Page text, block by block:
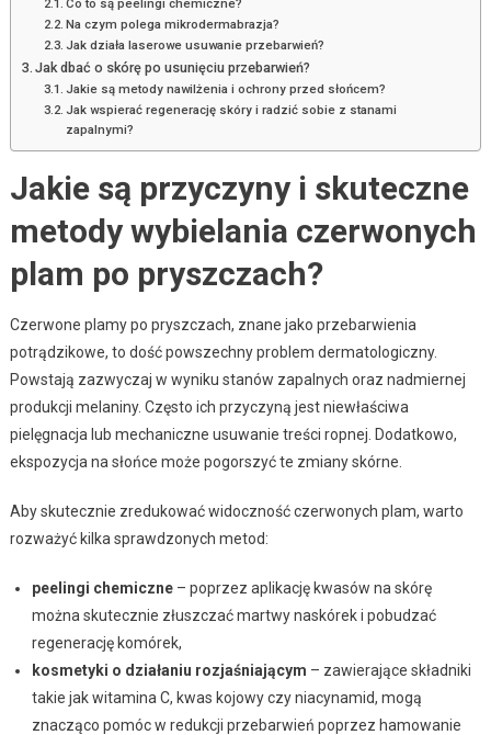
Na czym polega mikrodermabrazja?
Jak działa laserowe usuwanie przebarwień?
Jak dbać o skórę po usunięciu przebarwień?
Jakie są metody nawilżenia i ochrony przed słońcem?
Jak wspierać regenerację skóry i radzić sobie z stanami
zapalnymi?
Jakie są przyczyny i skuteczne
metody wybielania czerwonych
plam po pryszczach?
Czerwone plamy po pryszczach, znane jako przebarwienia
potrądzikowe, to dość powszechny problem dermatologiczny.
Powstają zazwyczaj w wyniku stanów zapalnych oraz nadmiernej
produkcji melaniny. Często ich przyczyną jest niewłaściwa
pielęgnacja lub mechaniczne usuwanie treści ropnej. Dodatkowo,
ekspozycja na słońce może pogorszyć te zmiany skórne.
Aby skutecznie zredukować widoczność czerwonych plam, warto
rozważyć kilka sprawdzonych metod:
peelingi chemiczne– poprzez aplikację kwasów na skórę
można skutecznie złuszczać martwy naskórek i pobudzać
regenerację komórek,
kosmetyki o działaniu rozjaśniającym – zawierające składniki
takie jak witamina C, kwas kojowy czy niacynamid, mogą
znacząco pomóc w redukcji przebarwień poprzez hamowanie